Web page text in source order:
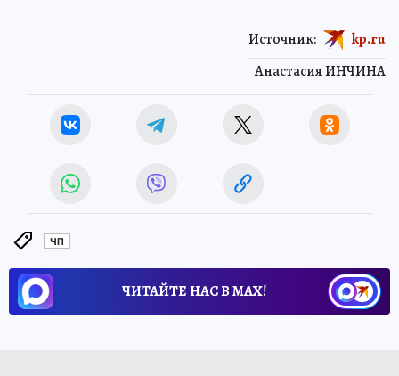
Анастасия ИНЧИНА
Источник: kp.ru
ЧП
ЧИТАЙТЕ НАС В МАХ!